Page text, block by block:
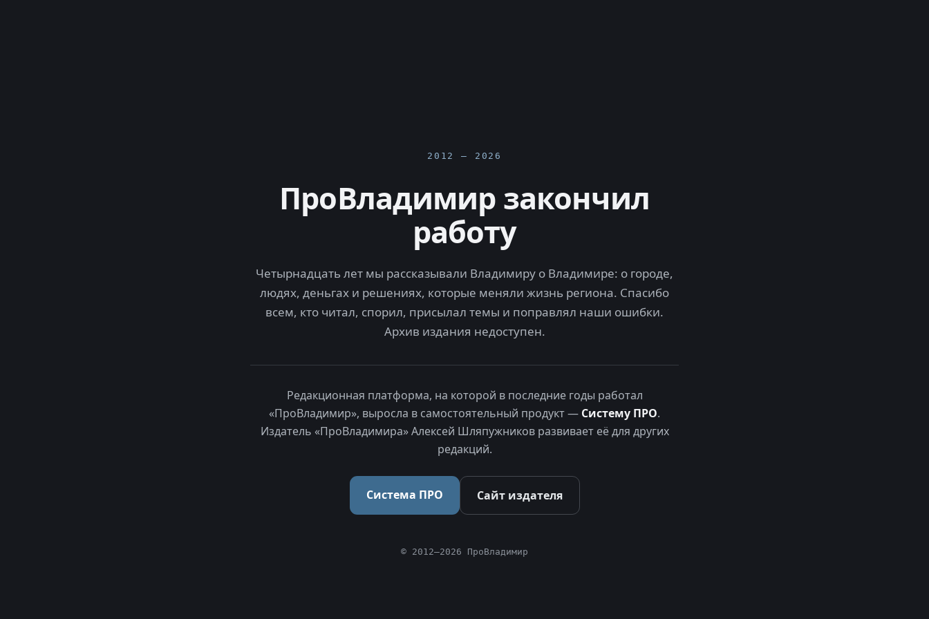
2012 — 2026
ПроВладимир закончил
работу
Четырнадцать лет мы рассказывали Владимиру о Владимире: о городе,
людях, деньгах и решениях, которые меняли жизнь региона. Спасибо
всем, кто читал, спорил, присылал темы и поправлял наши ошибки.
Архив издания недоступен.
Редакционная платформа, на которой в последние годы работал
«ПроВладимир», выросла в самостоятельный продукт — Систему ПРО.
Издатель «ПроВладимира» Алексей Шляпужников развивает её для других
редакций.
Система ПРО Сайт издателя
© 2012–2026 ПроВладимир